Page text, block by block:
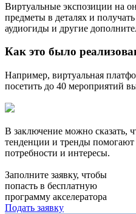
Виртуальные экспозиции на
предметы в деталях и
аудиогиды и другие
Как это было
Например, виртуальная
посетить до 40 мероприятий
В заключение можно сказать,
тенденции и тренды помогают
потребности и интересы.
Заполните заявку, чтобы
попасть в бесплатную
программу акселератора
Подать заявку